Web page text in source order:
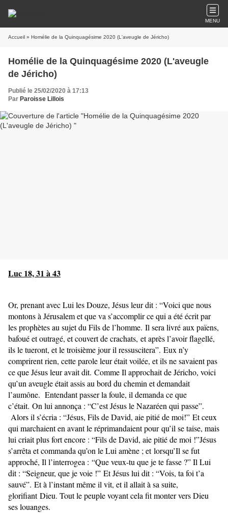
MENU
Accueil » Homélie de la Quinquagésime 2020 (L'aveugle de Jéricho)
Homélie de la Quinquagésime 2020 (L'aveugle
de Jéricho)
Publié le 25/02/2020 à 17:13
Par Paroisse Lillois
Luc 18, 31 à 43
Or, prenant avec Lui les Douze, Jésus leur dit : “Voici que nous
montons à Jérusalem et que va s’accomplir ce qui a été écrit par
les prophètes au sujet du Fils de l’homme. Il sera livré aux païens,
bafoué et outragé, et couvert de crachats, et après l’avoir flagellé,
ils le tueront, et le troisième jour il ressuscitera”. Eux n’y
comprirent rien, cette parole leur était voilée, et ils ne savaient pas
ce que Jésus leur avait dit. Comme Il approchait de Jéricho, voici
qu’un aveugle était assis au bord du chemin et demandait
l’aumône. Entendant passer la foule, il demanda ce que
c’était. On lui annonça : “C’est Jésus le Nazaréen qui passe”.
Alors il s’écria : “Jésus, Fils de David, aie pitié de moi!” Et ceux
qui marchaient en avant le réprimandaient pourqu’il se taise, mais
lui criait plus fort encore : “Fils de David, aie pitié de moi !”Jésus
s’arrêta et commanda qu’on le Lui amène ; etlorsqu’Il se fut
approché, Il l’interrogea : “Que veux-tu que je te fasse ?” Il Lui
dit : “Seigneur, que je voie !” Et Jésus lui dit : “Vois, ta foi t’a
sauvé”. Et à l’instant même il vit, et il allait à sa suite,
glorifiantDieu. Tout le peuple voyant cela fit monter vers Dieu
ses louanges.